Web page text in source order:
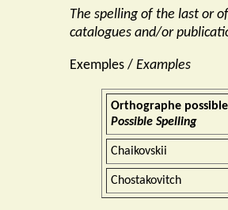
The spelling of the last or
catalogues and/or
Exemples / Examples
Orthographe possible
Possible Spelling
Chaikovskii
Chostakovitch